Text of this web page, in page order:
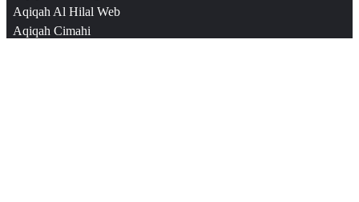
Aqiqah Al Hilal Web
Aqiqah Cimahi